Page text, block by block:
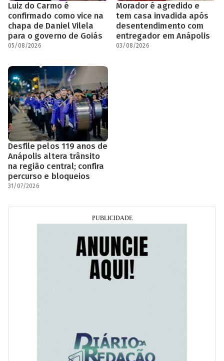
Luiz do Carmo é
confirmado como vice na
chapa de Daniel Vilela
para o governo de Goiás
05/08/2026
Morador é agredido e
tem casa invadida após
desentendimento com
entregador em Anápolis
03/08/2026
Desfile pelos 119 anos de
Anápolis altera trânsito
na região central; confira
percurso e bloqueios
31/07/2026